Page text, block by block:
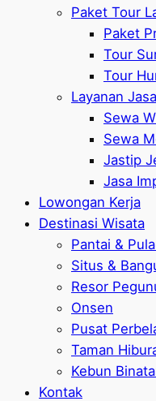
Paket Tour
Paket
Tour
Tour
Layanan
Sewa
Sewa
Jastip
Jasa
Lowongan Kerja
Destinasi Wisata
Pantai &
Situs &
Resor
Onsen
Pusat
Taman
Kebun
Kontak